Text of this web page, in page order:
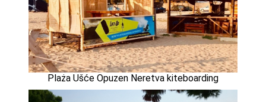
Plaża Ušće Opuzen Neretva kiteboarding